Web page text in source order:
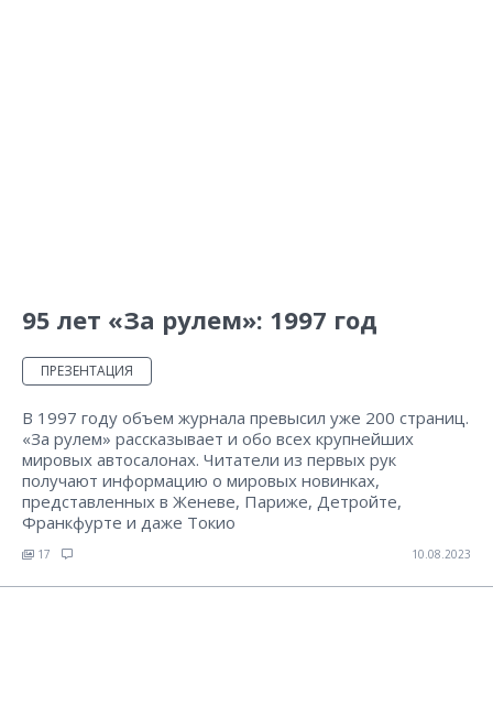
95 лет «За рулем»: 1997 год
ПРЕЗЕНТАЦИЯ
В 1997 году объем журнала превысил уже 200 страниц.
«За рулем» рассказывает и обо всех крупнейших
мировых автосалонах. Читатели из первых рук
получают информацию о мировых новинках,
представленных в Женеве, Париже, Детройте,
Франкфурте и даже Токио
17 10.08.2023